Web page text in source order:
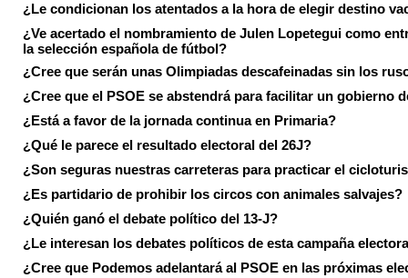
¿Le condicionan los atentados a la hora de elegir destino
¿Ve acertado el nombramiento de Julen Lopetegui como
la selección española de fútbol?
¿Cree que serán unas Olimpiadas descafeinadas sin los
¿Cree que el PSOE se abstendrá para facilitar un gobierno
¿Está a favor de la jornada continua en Primaria?
¿Qué le parece el resultado electoral del 26J?
¿Son seguras nuestras carreteras para practicar el
¿Es partidario de prohibir los circos con animales salvajes?
¿Quién ganó el debate político del 13-J?
¿Le interesan los debates políticos de esta campaña
¿Cree que Podemos adelantará al PSOE en las próximas